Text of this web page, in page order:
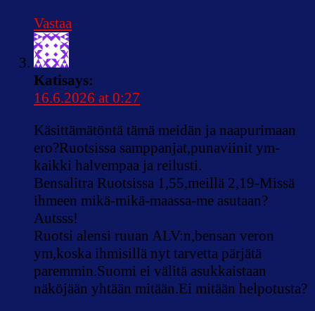
Vastaa
Katisays:
16.6.2026 at 0:27
Käsittämätöntä tämä meidän ja naapurimaan
ero?Ruotsissa samppanjat,punaviinit ym-
kaikki halvempaa ja reilusti.
Bensalitra Ruotsissa 1,55,meillä 2,19-Missä
ihmeen mikä-mikä-maassa-me asutaan?
Autsss!
Ruotsi alensi ruuan ALV:n,bensan veron
ym,koska ihmisillä nyt tarvetta pärjätä
paremmin.Suomi ei välitä asukkaistaan
näköjään yhtään mitään.Ei mitään helpotusta?